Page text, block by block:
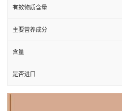
有效物质含量
主要营养成分
含量
是否进口